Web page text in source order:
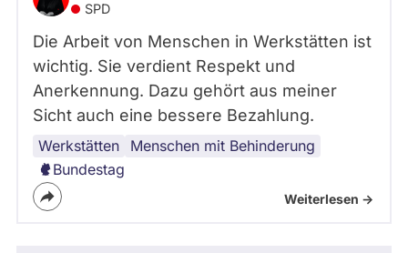
SPD
Die Arbeit von Menschen in Werkstätten ist
wichtig. Sie verdient Respekt und
Anerkennung. Dazu gehört aus meiner
Sicht auch eine bessere Bezahlung.
Werkstätten Menschen mit Behinderung
Löhne
Bundestag
Weiterlesen ->